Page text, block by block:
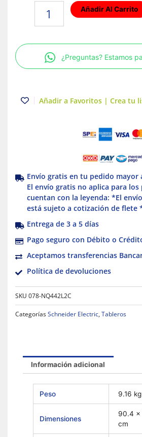
tablero
42P
3F
4H
Electric
Añadir Al Carrito
¿Preguntas? Estamos
Añadir a Favoritos | Crea tu
Envío gratis en tu pedido mayor
El envío gratis no aplica para
cuentan con la leyenda: *El
está sujeto a cotización de flete
Entrega de 3 a 5 días
Pago seguro con Débito o
Aceptamos transferencias
Política de devoluciones
SKU 078-NQ442L2C
CategoríasSchneider Electric, Tableros
Información adicional
Peso 9.16 kg
Dimensiones
90.4 ×
cm